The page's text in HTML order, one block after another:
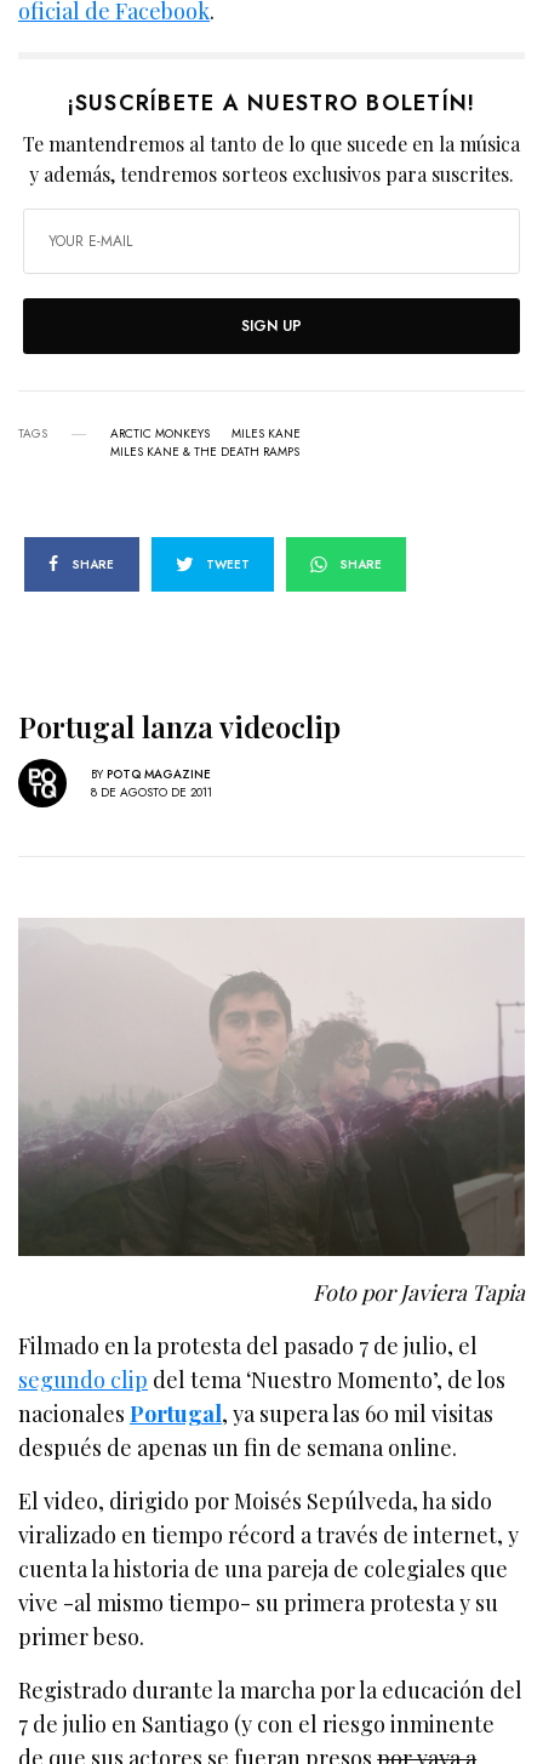
oficial de Facebook.
¡SUSCRÍBETE A NUESTRO BOLETÍN!
Te mantendremos al tanto de lo que sucede en la música
y además, tendremos sorteos exclusivos para suscrites.
SIGN UP
TAGS ARCTIC MONKEYS
MILES KANE
MILES KANE & THE DEATH RAMPS
SHARE TWEET SHARE
Portugal lanza videoclip
BY POTQ MAGAZINE
8 DE AGOSTO DE 2011
Foto por Javiera Tapia
Filmado en la protesta del pasado 7 de julio, el
segundo clip del tema ‘Nuestro Momento’, de los
nacionalesPortugal, ya supera las 60 mil visitas
después de apenas un fin de semana online.
El video, dirigido por Moisés Sepúlveda, ha sido
viralizado en tiempo récord a través de internet, y
cuenta la historia de una pareja de colegiales que
vive -al mismo tiempo- su primera protesta y su
primer beso.
Registrado durante la marcha por la educación del
7 de julio en Santiago (y con el riesgo inminente